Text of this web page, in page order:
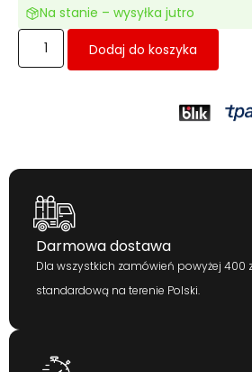
Na stanie – wysyłka jutro
Dodaj do koszyka
Darmowa dostawa
Dla wszystkich zamówień powyżej 400
standardową na terenie Polski.